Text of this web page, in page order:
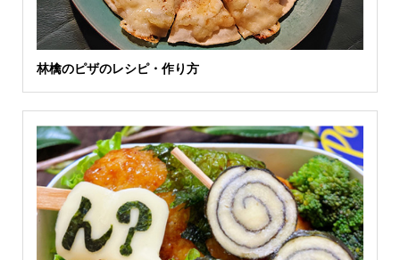
林檎のピザのレシピ・作り方